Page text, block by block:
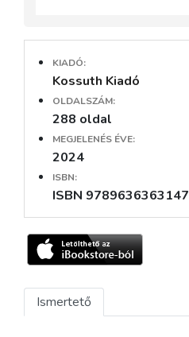
KIADÓ:
Kossuth Kiadó
OLDALSZÁM:
288 oldal
MEGJELENÉS ÉVE:
2024
ISBN:
ISBN 9789636363147
Ismertető